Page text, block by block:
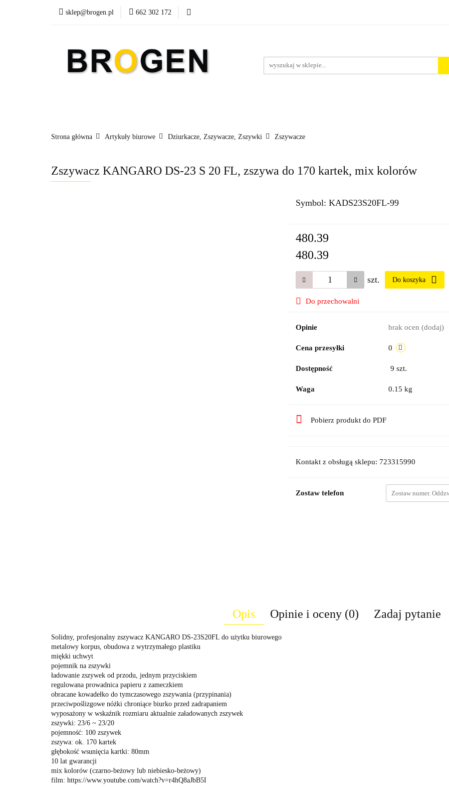
sklep@brogen.pl 662 302 172
Art. Biurowe
Nowości Aktualności
Strona główna Artykuły biurowe Dziurkacze, Zszywacze, Zszywki Zszywacze
Zszywacz KANGARO DS-23 S 20 FL, zszywa do 170 kartek, mix kolorów
Symbol: KADS23S20FL-99
480.39
480.39
szt. Do koszyka
Do przechowalni
Opinie brak ocen (dodaj)
Cena przesyłki 0
Dostępność 9 szt.
Waga 0.15 kg
Pobierz produkt do PDF
Kontakt z obsługą sklepu: 723315990
Zostaw telefon
Opis Opinie i oceny (0) Zadaj pytanie
Solidny, profesjonalny zszywacz KANGARO DS-23S20FL do użytku biurowego
metalowy korpus, obudowa z wytrzymałego plastiku
miękki uchwyt
pojemnik na zszywki
ładowanie zszywek od przodu, jednym przyciskiem
regulowana prowadnica papieru z zameczkiem
obracane kowadełko do tymczasowego zszywania (przypinania)
przeciwpoślizgowe nóżki chroniące biurko przed zadrapaniem
wyposażony w wskaźnik rozmiaru aktualnie załadowanych zszywek
zszywki: 23/6 ~ 23/20
pojemność: 100 zszywek
zszywa: ok. 170 kartek
głębokość wsunięcia kartki: 80mm
10 lat gwarancji
mix kolorów (czarno-beżowy lub niebiesko-beżowy)
film: https://www.youtube.com/watch?v=r4hQ8aJbB5I